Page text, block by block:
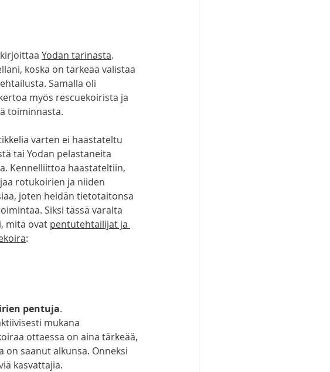
Yodan tarinasta.
koska on tärkeää valistaa
Samalla oli
myös rescuekoirista ja
toiminnasta.
varten ei haastateltu
tai Yodan pelastaneita
Kennelliittoa haastateltiin,
rotukoirien ja niiden
joten heidän tietotaitonsa
Siksi tässä varalta
mitä ovat pentutehtailijat ja
:
pentuja.
mukana
ottaessa on aina tärkeää,
on saanut alkunsa. Onneksi
kasvattajia.